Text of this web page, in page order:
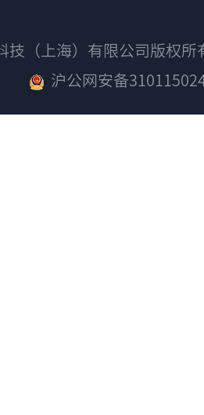
技（上海）有限公司版权
沪公网安备